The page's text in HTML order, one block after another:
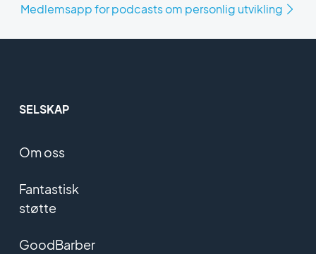
Medlemsapp for podcasts om personlig utvikling
SELSKAP
Om oss
Fantastisk
støtte
GoodBarber